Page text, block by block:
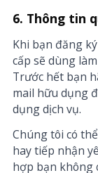
6. Thông tin
Khi bạn đăng
cấp sẽ dùng
Trước hết bạn
mail hữu dụng
dụng dịch vụ.
Chúng tôi có
hay tiếp nhận
hợp bạn không